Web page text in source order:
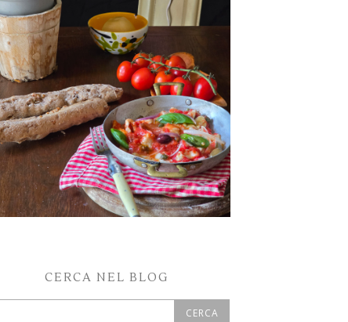
PETTI DI POLLO ALLA PIZZAIOLA
CERCA NEL BLOG